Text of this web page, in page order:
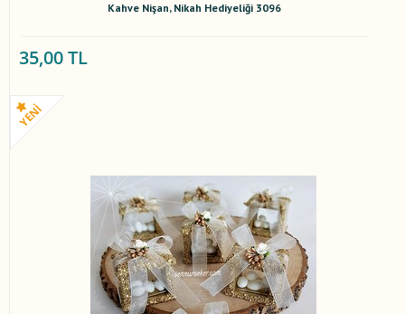
Kahve Nişan, Nikah Hediyeliği 3096
35,00 TL